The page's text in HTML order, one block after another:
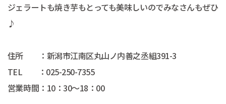
ジェラートも焼き芋もとっても美味しいのでみなさんもぜひ
♪
住所 ：新潟市江南区丸山ノ内善之丞組391-3
TEL ：025-250-7355
営業時間：10：30～18：00